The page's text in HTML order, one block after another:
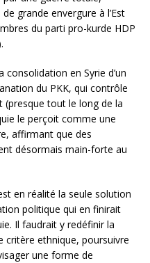
grande envergure à l’Est
du parti pro-kurde HDP
consolidation en Syrie d’un
du PKK, qui contrôle
tout le long de la
le perçoit comme une
affirmant que des
désormais main-forte au
en réalité la seule solution
politique qui en finirait
Il faudrait y redéfinir la
critère ethnique, poursuivre
une forme de